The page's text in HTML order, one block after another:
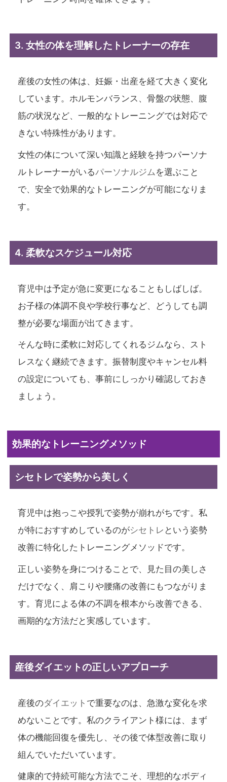
3. 女性の体を理解したトレーナーの存在
産後の女性の体は、妊娠・出産を経て大きく変化
しています。ホルモンバランス、骨盤の状態、腹
筋の状況など、一般的なトレーニングでは対応で
きない特殊性があります。
女性の体について深い知識と経験を持つパーソナ
ルトレーナーがいるパーソナルジム を選ぶこと
で、安全で効果的なトレーニングが可能になりま
す。
4. 柔軟なスケジュール対応
育児中は予定が急に変更になることもしばしば。
お子様の体調不良や学校行事など、どうしても調
整が必要な場面が出てきます。
そんな時に柔軟に対応してくれるジムなら、スト
レスなく継続できます。振替制度やキャンセル料
の設定についても、事前にしっかり確認しておき
ましょう。
効果的なトレーニングメソッド
シセトレで姿勢から美しく
育児中は抱っこや授乳で姿勢が崩れがちです。私
が特におすすめしているのがシセトレ という姿勢
改善に特化したトレーニングメソッドです。
正しい姿勢を身につけることで、見た目の美しさ
だけでなく、肩こりや腰痛の改善にもつながりま
す。育児による体の不調を根本から改善できる、
画期的な方法だと実感しています。
産後ダイエットの正しいアプローチ
産後のダイエット で重要なのは、急激な変化を求
めないことです。私のクライアント様には、まず
体の機能回復を優先し、その後で体型改善に取り
組んでいただいています。
健康的で持続可能な方法でこそ、理想的なボディ